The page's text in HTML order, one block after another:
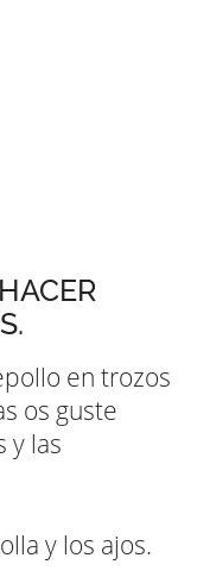
en trozos
os guste
y las
y los ajos.